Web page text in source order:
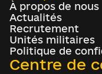
À propos de nous
Actualités
Recrutement
Unités militaires
Politique de
Centre de